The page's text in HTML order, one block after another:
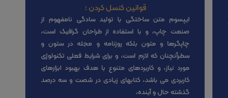
قوانین کنسل کردن :
ایپسوم متن ساختگی با تولید سادگی نامفهوم از
صنعت چاپ، و با استفاده از طراحان گرافیک است،
چاپگرها و متون بلکه روزنامه و مجله در ستون و
سطرآنچنان که لازم است، و برای شرایط فعلی تکنولوژی
مورد نیاز، و کاربردهای متنوع با هدف بهبود ابزارهای
کاربردی می باشد، کتابهای زیادی در شصت و سه درصد
گذشته حال و آینده،